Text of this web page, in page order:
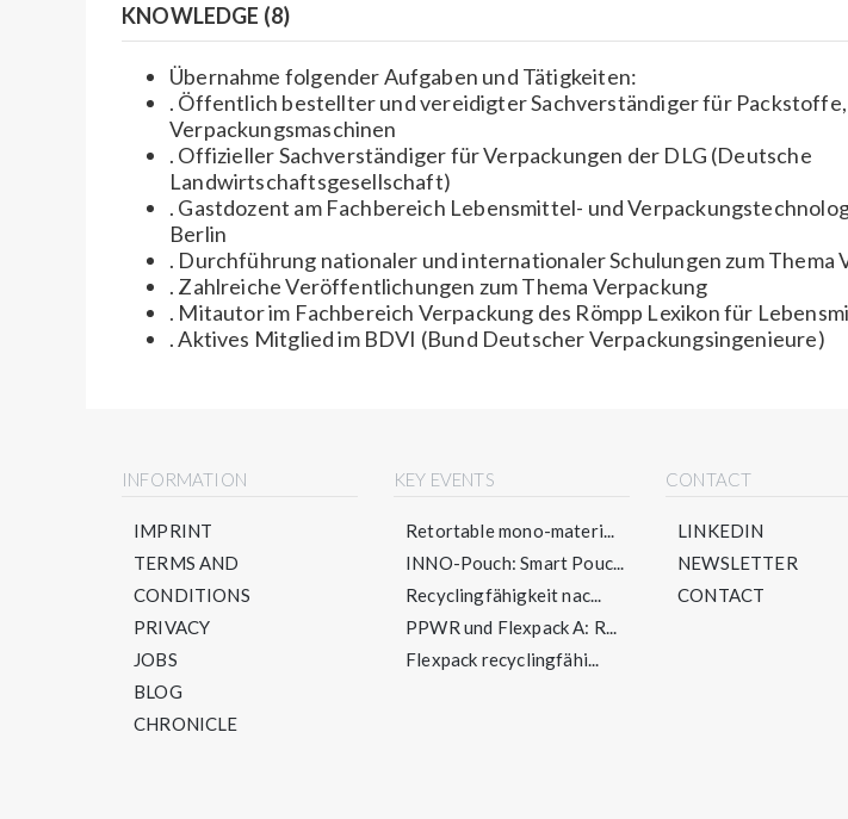
KNOWLEDGE (8)
Übernahme folgender Aufgaben und Tätigkeiten:
. Öffentlich bestellter und vereidigter Sachverständiger für
Verpackungsmaschinen
. Offizieller Sachverständiger für Verpackungen der DLG (Deutsche
Landwirtschaftsgesellschaft)
. Gastdozent am Fachbereich Lebensmittel- und
Berlin
. Durchführung nationaler und internationaler Schulungen zum Thema
. Zahlreiche Veröffentlichungen zum Thema Verpackung
. Mitautor im Fachbereich Verpackung des Römpp Lexikon für
. Aktives Mitglied im BDVI (Bund Deutscher Verpackungsingenieure)
INFORMATION
IMPRINT
TERMS AND
CONDITIONS
PRIVACY
JOBS
BLOG
CHRONICLE
KEY EVENTS
Retortable mono-materi...
INNO-Pouch: Smart Pouc...
Recyclingfähigkeit nac...
PPWR und Flexpack A: R...
Flexpack recyclingfähi...
CONTACT
LINKEDIN
NEWSLETTER
CONTACT